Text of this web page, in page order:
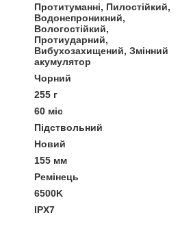
Протитуманні, Пилостійкий,
Водонепроникний,
Вологостійкий,
Протиударний,
Вибухозахищений, Змінний
акумулятор
Чорний
255 г
60 міс
Підствольний
Новий
155 мм
Ремінець
6500K
IPX7